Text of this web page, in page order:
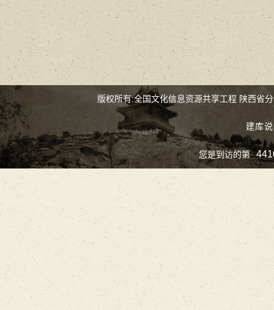
版权所有:全国文化信息资源共享工程 陕西省
建库
您是到访的第